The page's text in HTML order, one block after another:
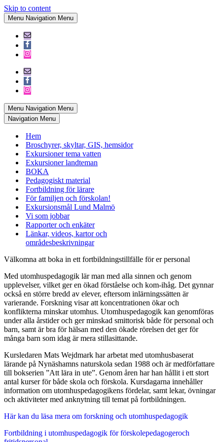
Skip to content
Menu Navigation Menu
Menu Navigation Menu
Navigation Menu
Hem
Broschyrer, skyltar, GIS, hemsidor
Exkursioner tema vatten
Exkursioner landteman
BOKA
Pedagogiskt material
Fortbildning för lärare
För familjen och förskolan!
Exkursionsmål Lund Malmö
Vi som jobbar
Rapporter och enkäter
Länkar, videos, kartor och
områdesbeskrivningar
Välkomna att boka in ett fortbildningstillfälle för er personal
Med utomhuspedagogik lär man med alla sinnen och genom
upplevelser, vilket ger en ökad förståelse och kom-ihåg. Det gynnar
också en större bredd av elever, eftersom inlärningssätten är
varierande. Forskning visar att koncentrationen ökar och
konflikterna minskar utomhus. Utomhuspedagogik kan genomföras
under alla årstider och ger minskad smittorisk både för personal och
barn, samt är bra för hälsan med den ökade rörelsen det ger för
många barn som idag är mera stillasittande.
Kursledaren Mats Wejdmark har arbetat med utomhusbaserat
lärande på Nynäshamns naturskola sedan 1988 och är medförfattare
till bokserien ”Att lära in ute”. Genom åren har han hållit i ett stort
antal kurser för både skola och förskola. Kursdagarna innehåller
information om utomhuspedagogikens fördelar, samt lekar, övningar
och aktiviteter med anknytning till temat på fortbildningen.
Här kan du läsa mera om forskning och utomhuspedagogik
Fortbildning i utomhuspedagogik för förskolepedagogeroch